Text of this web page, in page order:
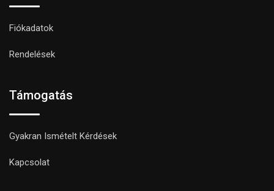
Fiókadatok
Rendelések
Támogatás
Gyakran Ismételt Kérdések
Kapcsolat